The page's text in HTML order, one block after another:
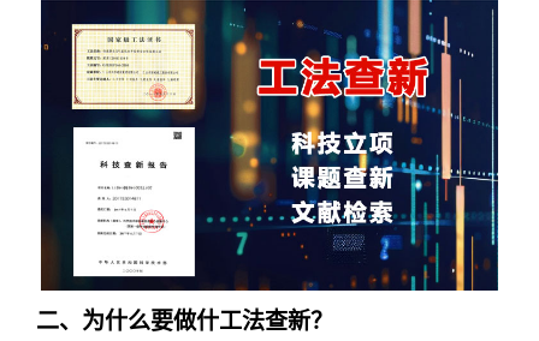
二、为什么要做什工法查新？